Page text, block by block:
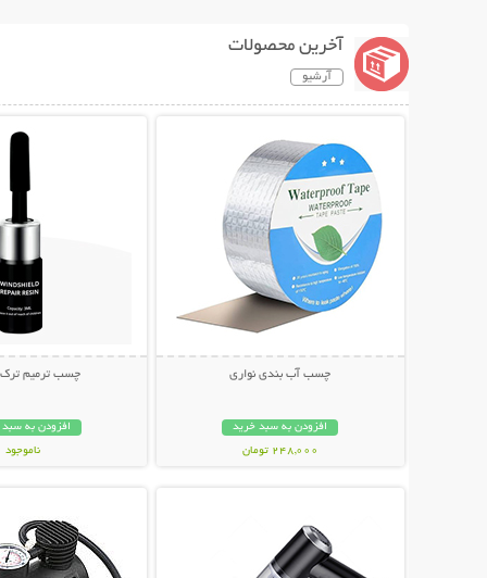
آخرین محصولات
آرشیو
چسب آب بندی نواری
افزودن به سبد خرید
248,000 تومان
چسب ترمیم
افزودن به
ناموجود